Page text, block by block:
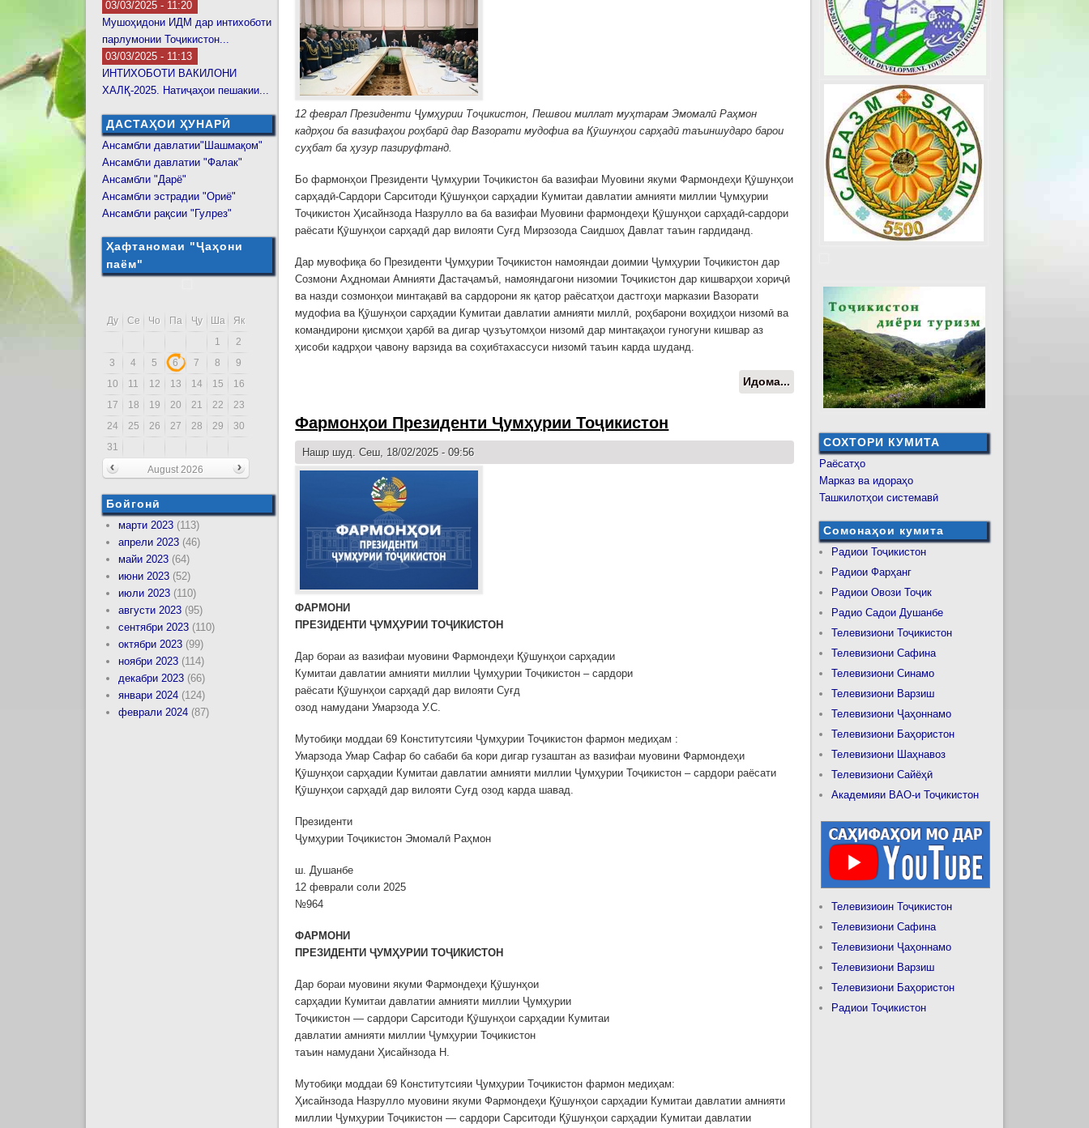
12 феврал Президенти Ҷумҳурии Тоҷикистон, Пешвои миллат муҳтарам Эмомалӣ Раҳмон
кадрҳои ба вазифаҳои роҳбарӣ дар Вазорати мудофиа ва Қӯшунҳои сарҳадӣ таъиншударо барои
суҳбат ба ҳузур пазируфтанд.
Бо фармонҳои Президенти Ҷумҳурии Тоҷикистон ба вазифаи Муовини якуми Фармондеҳи Қӯшунҳои
сарҳадӣ-Сардори Сарситоди Қӯшунҳои сарҳадии Кумитаи давлатии амнияти миллии Ҷумҳурии
Тоҷикистон Ҳисайнзода Назрулло ва ба вазифаи Муовини фармондеҳи Қӯшунҳои сарҳадӣ-сардори
раёсати Қӯшунҳои сарҳадӣ дар вилояти Суғд Мирзозода Саидшоҳ Давлат таъин гардиданд.
Дар мувофиқа бо Президенти Ҷумҳурии Тоҷикистон намояндаи доимии Ҷумҳурии Тоҷикистон дар
Созмони Аҳдномаи Амнияти Дастаҷамъӣ, намояндагони низомии Тоҷикистон дар кишварҳои хориҷӣ
ва назди созмонҳои минтақавӣ ва сардорони як қатор раёсатҳои дастгоҳи марказии Вазорати
мудофиа ва Қӯшунҳои сарҳадии Кумитаи давлатии амнияти миллӣ, роҳбарони воҳидҳои низомӣ ва
командирони қисмҳои ҳарбӣ ва дигар ҷузъутомҳои низомӣ дар минтақаҳои гуногуни кишвар аз
ҳисоби кадрҳои ҷавону варзида ва соҳибтахассуси низомӣ таъин карда шуданд.
Идома...о Сарвари давлат Эмомалӣ Раҳмон
дар ҳайати роҳбарӣ дар Вазорати
таъйиноти кадрӣ ба амал оварданд
Фармонҳои Президенти Ҷумҳурии Тоҷикистон
Нашр шуд. Сеш, 18/02/2025 - 09:56
ФАРМОНИ
ПРЕЗИДЕНТИ ҶУМҲУРИИ ТОҶИКИСТОН
Дар бораи аз вазифаи муовини Фармондеҳи Қӯшунҳои сарҳадии
Кумитаи давлатии амнияти миллии Ҷумҳурии Тоҷикистон – сардори
раёсати Қӯшунҳои сарҳадӣ дар вилояти Суғд
озод намудани Умарзода У.С.
Мутобиқи моддаи 69 Конститутсияи Ҷумҳурии Тоҷикистон фармон медиҳам :
Умарзода Умар Сафар бо сабаби ба кори дигар гузаштан аз вазифаи муовини Фармондеҳи
Қӯшунҳои сарҳадии Кумитаи давлатии амнияти миллии Ҷумҳурии Тоҷикистон – сардори раёсати
Қӯшунҳои сарҳадӣ дар вилояти Суғд озод карда шавад.
Президенти
Ҷумҳурии Тоҷикистон Эмомалӣ Раҳмон
ш. Душанбе
12 феврали соли 2025
№964
ФАРМОНИ
ПРЕЗИДЕНТИ ҶУМҲУРИИ ТОҶИКИСТОН
Дар бораи муовини якуми Фармондеҳи Қӯшунҳои
сарҳадии Кумитаи давлатии амнияти миллии Ҷумҳурии
Тоҷикистон — сардори Сарситоди Қӯшунҳои сарҳадии Кумитаи
давлатии амнияти миллии Ҷумҳурии Тоҷикистон
таъин намудани Ҳисайнзода Н.
Мутобиқи моддаи 69 Конститутсияи Ҷумҳурии Тоҷикистон фармон медиҳам:
Ҳисайнзода Назрулло муовини якуми Фармондеҳи Қӯшунҳои сарҳадии Кумитаи давлатии амнияти
миллии Ҷумҳурии Тоҷикистон — сардори Сарситоди Қӯшунҳои сарҳадии Кумитаи давлатии
03/03/2025 - 11:20
Мушоҳидони ИДМ дар интихоботи
парлумонии Тоҷикистон...
03/03/2025 - 11:13
ИНТИХОБОТИ ВАКИЛОНИ
ХАЛҚ-2025. Натиҷаҳои пешакии...
ДАСТАҲОИ ҲУНАРӢ
Ансамбли давлатии"Шашмақом"
Ансамбли давлатии "Фалак"
Ансамбли "Дарё"
Ансамбли эстрадии "Ориё"
Ансамбли рақсии "Гулрез"
Ҳафтаномаи "Ҷаҳони
паём"
Ду Се Чо Па Ҷу Ша
Як
1
2
3
4 5 6 7 8
9
10
11 12 13 14 15
16
17
18 19 20 21 22
23
24
25 26 27 28 29
30
31
August 2026
Бойгонӣ
марти 2023(113)
апрели 2023(46)
майи 2023(64)
июни 2023(52)
июли 2023(110)
августи 2023(95)
сентябри 2023(110)
октябри 2023(99)
ноябри 2023(114)
декабри 2023(66)
январи 2024(124)
феврали 2024(87)
СОХТОРИ КУМИТА
Раёсатҳо
Марказ ва идораҳо
Ташкилотҳои системавӣ
Сомонаҳои кумита
Радиои Тоҷикистон
Радиои Фарҳанг
Радиои Овози Тоҷик
Радио Садои Душанбе
Телевизиони Тоҷикистон
Телевизиони Сафина
Телевизиони Синамо
Телевизиони Варзиш
Телевизиони Ҷаҳоннамо
Телевизиони Баҳористон
Телевизиони Шаҳнавоз
Телевизиони Сайёҳӣ
Академияи ВАО-и Тоҷикистон
Телевизиоин Тоҷикистон
Телевизиони Сафина
Телевизиони Ҷаҳоннамо
Телевизиони Варзиш
Телевизиони Баҳористон
Радиои Тоҷикистон